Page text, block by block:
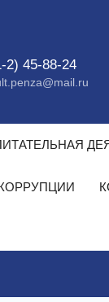
2) 45-88-24